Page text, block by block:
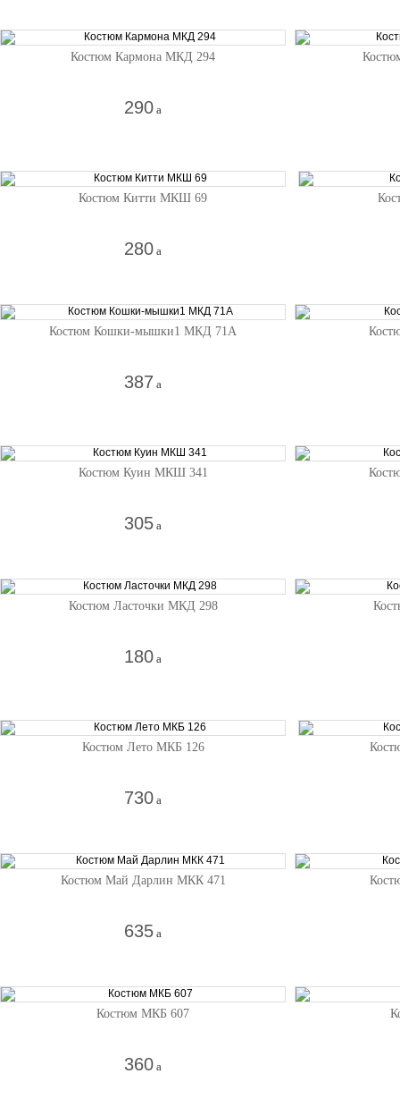
Костюм Кармона МКД 294
290 a
Костюм Китти МКШ 69
280 a
Костюм Кошки-мышки1 МКД 71А
387 a
Костюм Куин МКШ 341
305 a
Костюм Ласточки МКД 298
180 a
Костюм Лето МКБ 126
730 a
Костюм Май Дарлин МКК 471
635 a
Костюм МКБ 607
360 a